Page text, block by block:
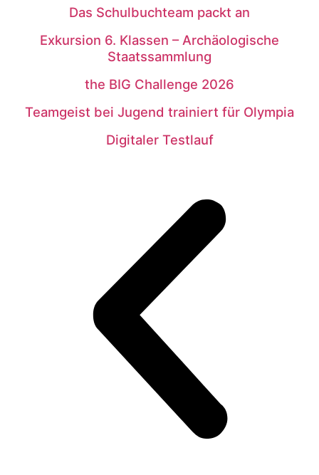
Das Schulbuchteam packt an
Exkursion 6. Klassen – Archäologische
Staatssammlung
the BIG Challenge 2026
Teamgeist bei Jugend trainiert für Olympia
Digitaler Testlauf